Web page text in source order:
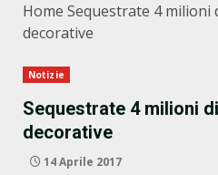
Home Sequestrate 4 milioni
decorative
Notizie
Sequestrate 4 milioni
decorative
14 Aprile 2017